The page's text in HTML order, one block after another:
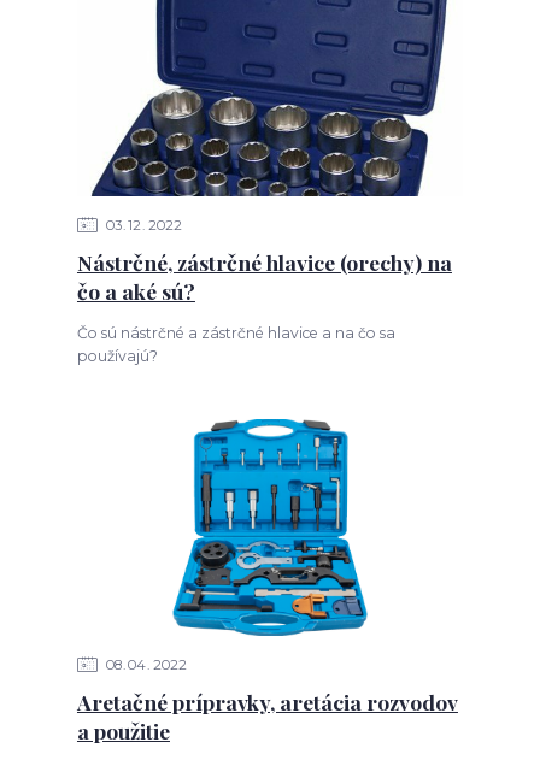
03 12 2022
Nástrčné, zástrčné hlavice (orechy) na
čo a aké sú?
Čo sú nástrčné a zástrčné hlavice a na čo sa
používajú?
08 04 2022
Aretačné prípravky, aretácia rozvodov
a použitie